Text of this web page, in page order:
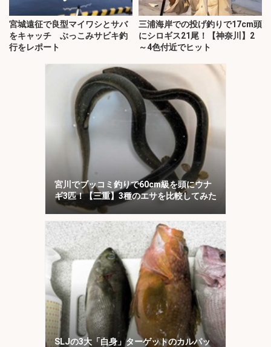
宮城遠征で良型マイワシとサバ
をキャッチ ぶっこみサビキ釣
行をレポート
三浦海岸での投げ釣りで17cm頭
にシロギス21尾！【神奈川】2
～4色付近でヒット
宮川でブッコミ釣りで60cm級を頭にウナ
ギ3匹！【三重】3種のエサを比較してみた
SLJの3大「白身」ターゲットのカルパッ